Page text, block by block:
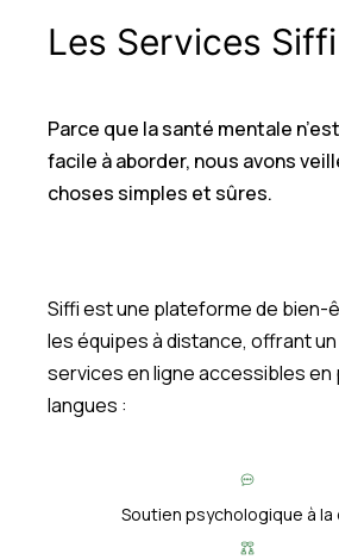
Les Services Siffi
Parce que la santé mentale
facile à aborder, nous avons
choses simples et sûres.
Siffi est une plateforme de bien-
les équipes à distance, offrant
services en ligne accessibles en
langues :
Soutien psychologique à la